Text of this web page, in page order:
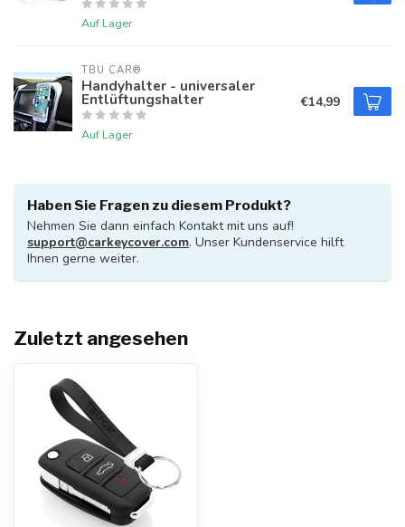
Auf Lager
TBU CAR®
Handyhalter - universaler
Entlüftungshalter
Auf Lager
€14,99
Haben Sie Fragen zu diesem Produkt?
Nehmen Sie dann einfach Kontakt mit uns auf!
support@carkeycover.com. Unser Kundenservice hilft
Ihnen gerne weiter.
Zuletzt angesehen